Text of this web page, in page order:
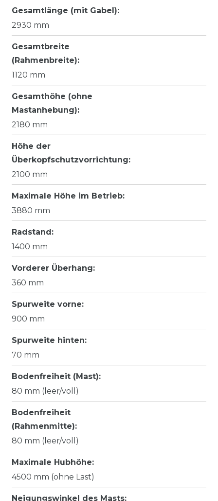
Gesamtlänge (mit Gabel):
2930 mm
Gesamtbreite
(Rahmenbreite):
1120 mm
Gesamthöhe (ohne
Mastanhebung):
2180 mm
Höhe der
Überkopfschutzvorrichtung:
2100 mm
Maximale Höhe im Betrieb:
3880 mm
Radstand:
1400 mm
Vorderer Überhang:
360 mm
Spurweite vorne:
900 mm
Spurweite hinten:
70 mm
Bodenfreiheit (Mast):
80 mm (leer/voll)
Bodenfreiheit
(Rahmenmitte):
80 mm (leer/voll)
Maximale Hubhöhe:
4500 mm (ohne Last)
Neigungswinkel des Masts: